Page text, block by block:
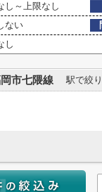
し～上限なし
ない
し
市七隈線 駅で絞